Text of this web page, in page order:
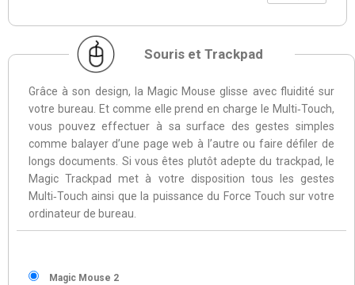
Souris et Trackpad
Grâce à son design, la Magic Mouse glisse avec fluidité sur
votre bureau. Et comme elle prend en charge le Multi‑Touch,
vous pouvez effectuer à sa surface des gestes simples
comme balayer d’une page web à l’autre ou faire défiler de
longs documents. Si vous êtes plutôt adepte du trackpad, le
Magic Trackpad met à votre disposition tous les gestes
Multi‑Touch ainsi que la puissance du Force Touch sur votre
ordinateur de bureau.
Magic Mouse 2